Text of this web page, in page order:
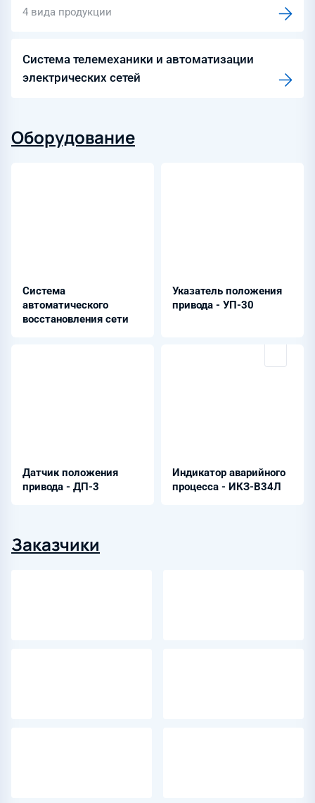
4 вида продукции
Система телемеханики и автоматизации
электрических сетей
Оборудование
Система
автоматического
восстановления сети
Указатель положения
привода - УП-30
Датчик положения
привода - ДП-3
Индикатор аварийного
процесса - ИКЗ-В34Л
Заказчики